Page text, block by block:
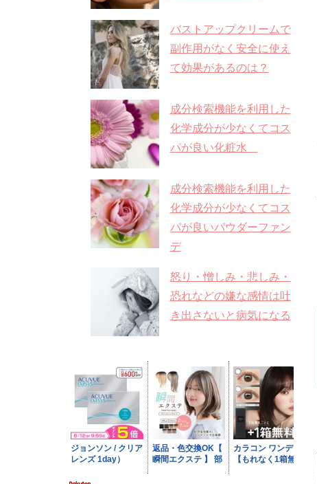
バストアップクリームで
副作用がなく安全に使え
て効果があるのは？
成分検索機能を利用した
化学成分が少なくてコス
パが良い化粧水
成分検索機能を利用した
化学成分が少なくてコス
パが良いパウダーファン
デ
怒り・憎しみ・悲しみ・
恐れなどの嫌な感情は吐
き出さないと病気になる